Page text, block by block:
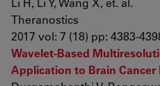
Theranostics
2017 vol: 7 (18) pp: 4383-
Wavelet-Based
Application to Brain